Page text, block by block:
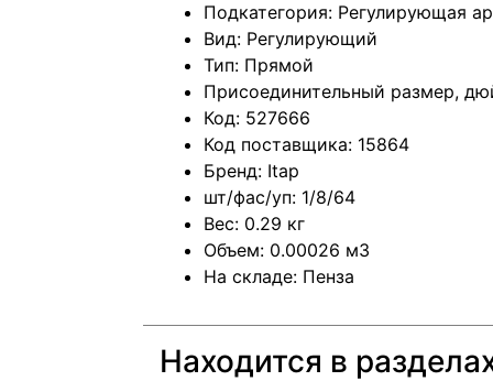
Подкатегория: Регулирующая
Вид: Регулирующий
Тип: Прямой
Присоединительный размер,
Код: 527666
Код поставщика: 15864
Бренд: Itap
шт/фас/уп: 1/8/64
Вес: 0.29 кг
Объем: 0.00026 м3
На складе: Пенза
Находится в